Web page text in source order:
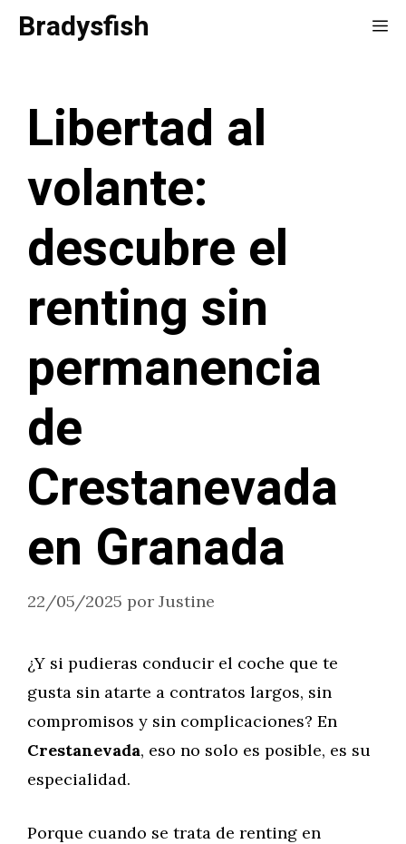
SaltarBradysfish
Libertad al
volante:
descubre el
renting sin
permanencia
de
Crestanevada
en Granada
22/05/2025 por Justine
¿Y si pudieras conducir el coche que te
gusta sin atarte a contratos largos, sin
compromisos y sin complicaciones? En
Crestanevada, eso no solo es posible, es su
especialidad.
Porque cuando se trata de renting en